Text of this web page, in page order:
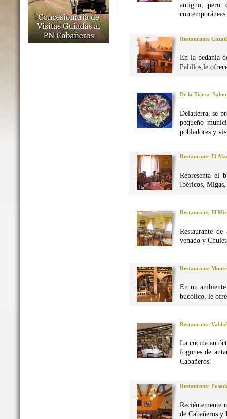
antiguo, pero
contemporáneas.
Restaurante
En la pedanía
Palillos,le
De la Tierra
Delatierra, se
pequeño
pobladores y
Restaurante El
Representa el
Ibéricos, Migas,
Restaurante El
Restaurante
venado y
Restaurante
En un
bucólico, le
Restaurante
La cocina
fogones de
Cabañeros.
Restaurante
Reciéntemente
de Cabañeros y